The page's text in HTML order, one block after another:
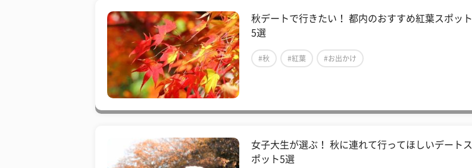
秋デートで行きたい！ 都内のおすすめ紅葉スポット
5選
#秋 #紅葉 #お出かけ
女子大生が選ぶ！ 秋に連れて行ってほしいデートス
ポット5選